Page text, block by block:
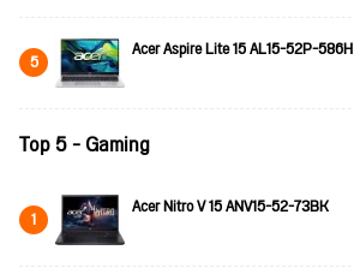
5 Acer Aspire Lite 15 AL15-52P-586H
Top 5 - Gaming
1 Acer Nitro V 15 ANV15-52-73BK